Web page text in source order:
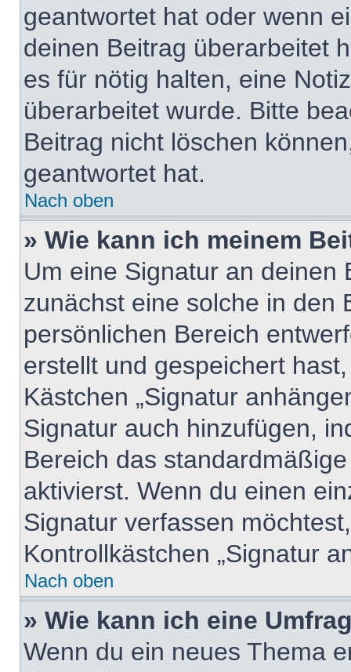
geantwortet hat oder wenn
deinen Beitrag überarbeitet
es für nötig halten, eine
überarbeitet wurde. Bitte
Beitrag nicht löschen
geantwortet hat.
Nach oben
» Wie kann ich meinem
Um eine Signatur an deinen
zunächst eine solche in den
persönlichen Bereich
erstellt und gespeichert
Kästchen „Signatur
Signatur auch hinzufügen,
Bereich das
aktivierst. Wenn du einen
Signatur verfassen
Kontrollkästchen „Signatur
Nach oben
» Wie kann ich eine
Wenn du ein neues Thema